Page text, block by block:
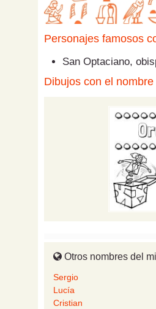
Personajes famosos
San Optaciano,
Dibujos con el nombre
Otros nombres del
Sergio
Lucía
Cristian